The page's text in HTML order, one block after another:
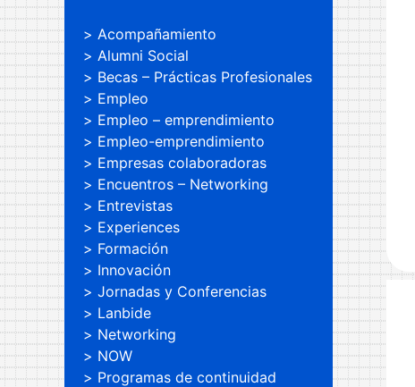
Acompañamiento
Alumni Social
Becas – Prácticas Profesionales
Empleo
Empleo – emprendimiento
Empleo-emprendimiento
Empresas colaboradoras
Encuentros – Networking
Entrevistas
Experiences
Formación
Innovación
Jornadas y Conferencias
Lanbide
Networking
NOW
Programas de continuidad